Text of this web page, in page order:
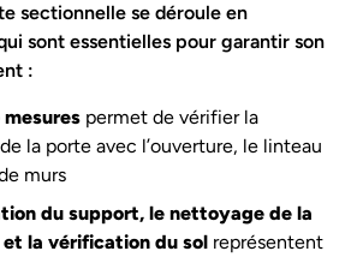
sectionnelle se déroule en
sont essentielles pour garantir son
:
mesurespermet de vérifier la
la porte avec l’ouverture, le linteau
murs
du support, le nettoyage de la
et la vérification du solreprésentent